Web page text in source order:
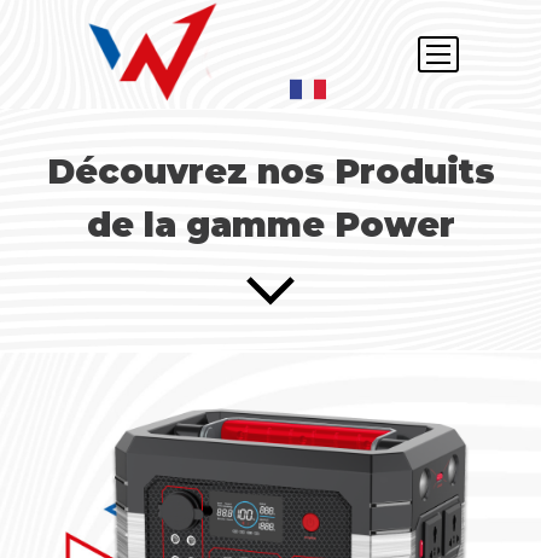
Découvrez nos Produits
de la gamme Power